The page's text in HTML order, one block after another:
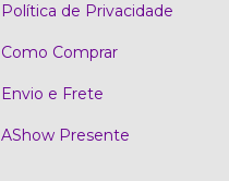
Política de Privacidade
Como Comprar
Envio e Frete
AShow Presente